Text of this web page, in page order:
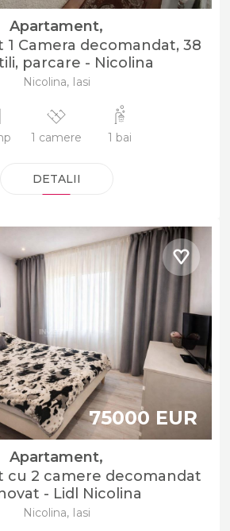
Apartament,
Camera decomandat, 38
parcare - Nicolina
Nicolina, Iasi
1 camere 1 bai
DETALII
75000 EUR
Apartament,
cu 2 camere decomandat
- Lidl Nicolina
Nicolina, Iasi